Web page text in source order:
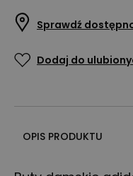
Sprawdź
Dodaj do
OPIS PRODUKTU